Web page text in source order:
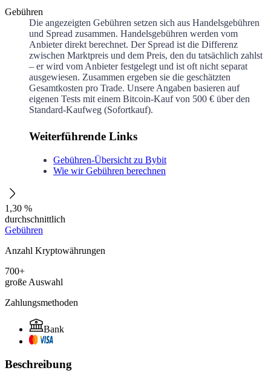
Gebühren
Die angezeigten Gebühren setzen sich aus Handelsgebühren
und Spread zusammen. Handelsgebühren werden vom
Anbieter direkt berechnet. Der Spread ist die Differenz
zwischen Marktpreis und dem Preis, den du tatsächlich zahlst
– er wird vom Anbieter festgelegt und ist oft nicht separat
ausgewiesen. Zusammen ergeben sie die geschätzten
Gesamtkosten pro Trade. Unsere Angaben basieren auf
eigenen Tests mit einem Bitcoin-Kauf von 500 € über den
Standard-Kaufweg (Sofortkauf).
Weiterführende Links
Gebühren-Übersicht zu Bybit
Wie wir Gebühren berechnen
1,30 %
durchschnittlich
Gebühren
Anzahl Kryptowährungen
700+
große Auswahl
Zahlungsmethoden
Bank
Beschreibung